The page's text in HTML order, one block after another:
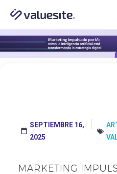


SEPTIEMBRE 16,
2025


MARKETING